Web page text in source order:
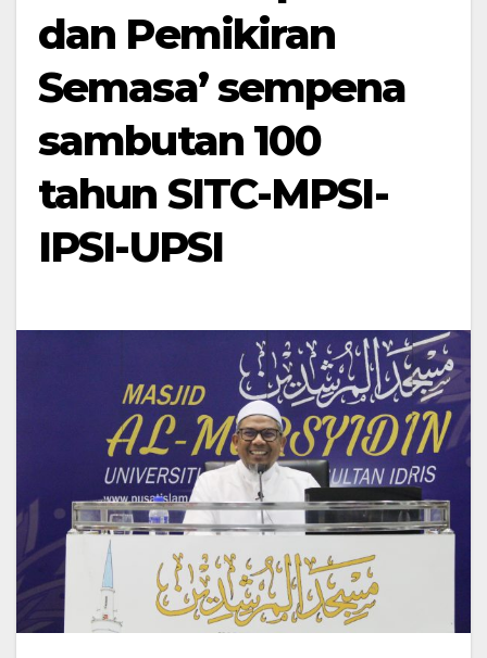
dan Pemikiran
Semasa’ sempena
sambutan 100
tahun SITC-MPSI-
IPSI-UPSI